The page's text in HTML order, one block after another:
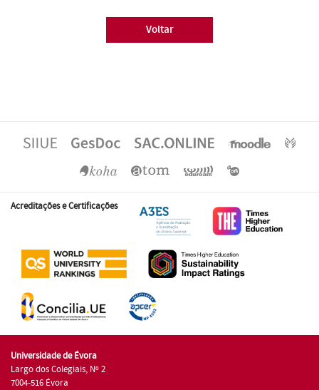
Voltar
Acreditações e Certificações
Universidade de Évora
Largo dos Colegiais, Nº 2
7004-516 Évora